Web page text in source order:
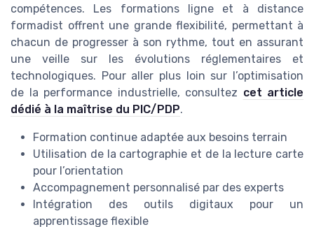
compétences. Les formations ligne et à distance
formadist offrent une grande flexibilité, permettant à
chacun de progresser à son rythme, tout en assurant
une veille sur les évolutions réglementaires et
technologiques. Pour aller plus loin sur l’optimisation
de la performance industrielle, consultez cet article
dédié à la maîtrise du PIC/PDP.
Formation continue adaptée aux besoins terrain
Utilisation de la cartographie et de la lecture carte
pour l’orientation
Accompagnement personnalisé par des experts
Intégration des outils digitaux pour un
apprentissage flexible